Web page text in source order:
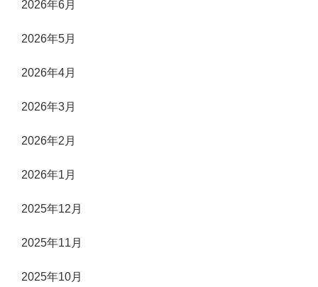
2026年6月
2026年5月
2026年4月
2026年3月
2026年2月
2026年1月
2025年12月
2025年11月
2025年10月